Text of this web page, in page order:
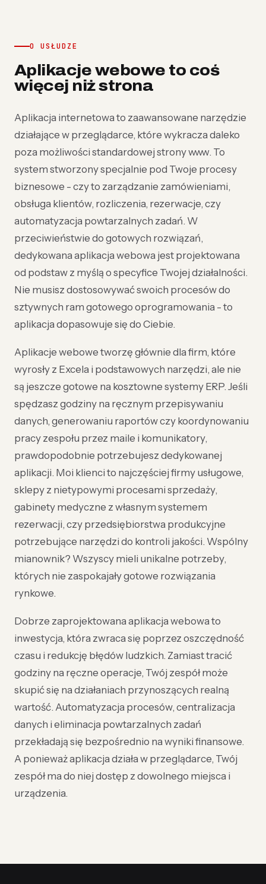
O USŁUDZE
Aplikacje webowe to coś
więcej niż strona
Aplikacja internetowa to zaawansowane narzędzie
działające w przeglądarce, które wykracza daleko
poza możliwości standardowej strony www. To
system stworzony specjalnie pod Twoje procesy
biznesowe - czy to zarządzanie zamówieniami,
obsługa klientów, rozliczenia, rezerwacje, czy
automatyzacja powtarzalnych zadań. W
przeciwieństwie do gotowych rozwiązań,
dedykowana aplikacja webowa jest projektowana
od podstaw z myślą o specyfice Twojej działalności.
Nie musisz dostosowywać swoich procesów do
sztywnych ram gotowego oprogramowania - to
aplikacja dopasowuje się do Ciebie.
Aplikacje webowe tworzę głównie dla firm, które
wyrosły z Excela i podstawowych narzędzi, ale nie
są jeszcze gotowe na kosztowne systemy ERP. Jeśli
spędzasz godziny na ręcznym przepisywaniu
danych, generowaniu raportów czy koordynowaniu
pracy zespołu przez maile i komunikatory,
prawdopodobnie potrzebujesz dedykowanej
aplikacji. Moi klienci to najczęściej firmy usługowe,
sklepy z nietypowymi procesami sprzedaży,
gabinety medyczne z własnym systemem
rezerwacji, czy przedsiębiorstwa produkcyjne
potrzebujące narzędzi do kontroli jakości. Wspólny
mianownik? Wszyscy mieli unikalne potrzeby,
których nie zaspokajały gotowe rozwiązania
rynkowe.
Dobrze zaprojektowana aplikacja webowa to
inwestycja, która zwraca się poprzez oszczędność
czasu i redukcję błędów ludzkich. Zamiast tracić
godziny na ręczne operacje, Twój zespół może
skupić się na działaniach przynoszących realną
wartość. Automatyzacja procesów, centralizacja
danych i eliminacja powtarzalnych zadań
przekładają się bezpośrednio na wyniki finansowe.
A ponieważ aplikacja działa w przeglądarce, Twój
zespół ma do niej dostęp z dowolnego miejsca i
urządzenia.